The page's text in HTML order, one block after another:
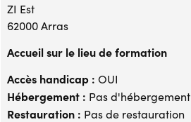
ZI Est
62000 Arras
Accueil sur le lieu de formation
Accès handicap : OUI
Hébergement : Pas d'hébergement
Restauration : Pas de restauration